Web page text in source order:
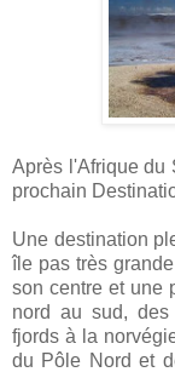
Après l'Afrique du
prochain
Une destination
île pas très
son centre et une
nord au sud,
fjords à la
du Pôle Nord et